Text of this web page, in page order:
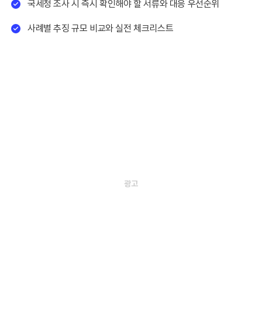
국세청 조사 시 즉시 확인해야 할 서류와 대응 우선순위
사례별 추징 규모 비교와 실전 체크리스트